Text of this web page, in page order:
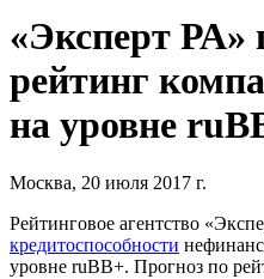
«Эксперт РА»
рейтинг
на уровне
Москва, 20 июля 2017 г.
Рейтинговое агентство
кредитоспособности
уровне ruBB+. Прогноз по